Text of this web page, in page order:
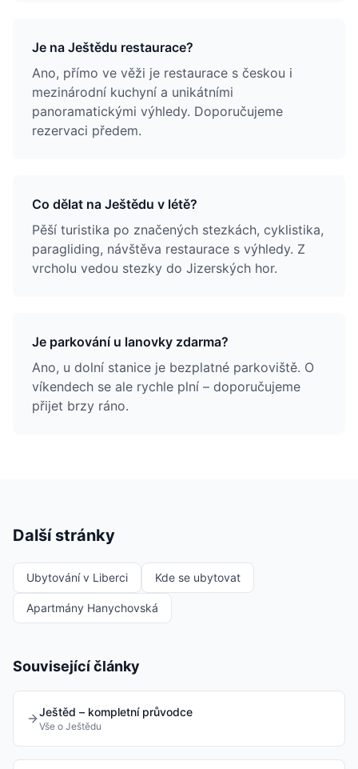
Je na Ještědu restaurace?
Ano, přímo ve věži je restaurace s českou i
mezinárodní kuchyní a unikátními
panoramatickými výhledy. Doporučujeme
rezervaci předem.
Co dělat na Ještědu v létě?
Pěší turistika po značených stezkách, cyklistika,
paragliding, návštěva restaurace s výhledy. Z
vrcholu vedou stezky do Jizerských hor.
Je parkování u lanovky zdarma?
Ano, u dolní stanice je bezplatné parkoviště. O
víkendech se ale rychle plní – doporučujeme
přijet brzy ráno.
Další stránky
Ubytování v Liberci Kde se ubytovat
Apartmány Hanychovská
Související články
Ještěd – kompletní průvodce
Vše o Ještědu